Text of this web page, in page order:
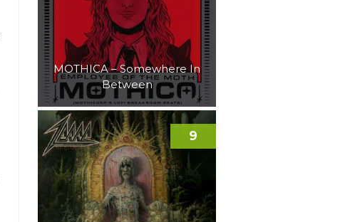
MOTHICA – Somewhere In
Between
9